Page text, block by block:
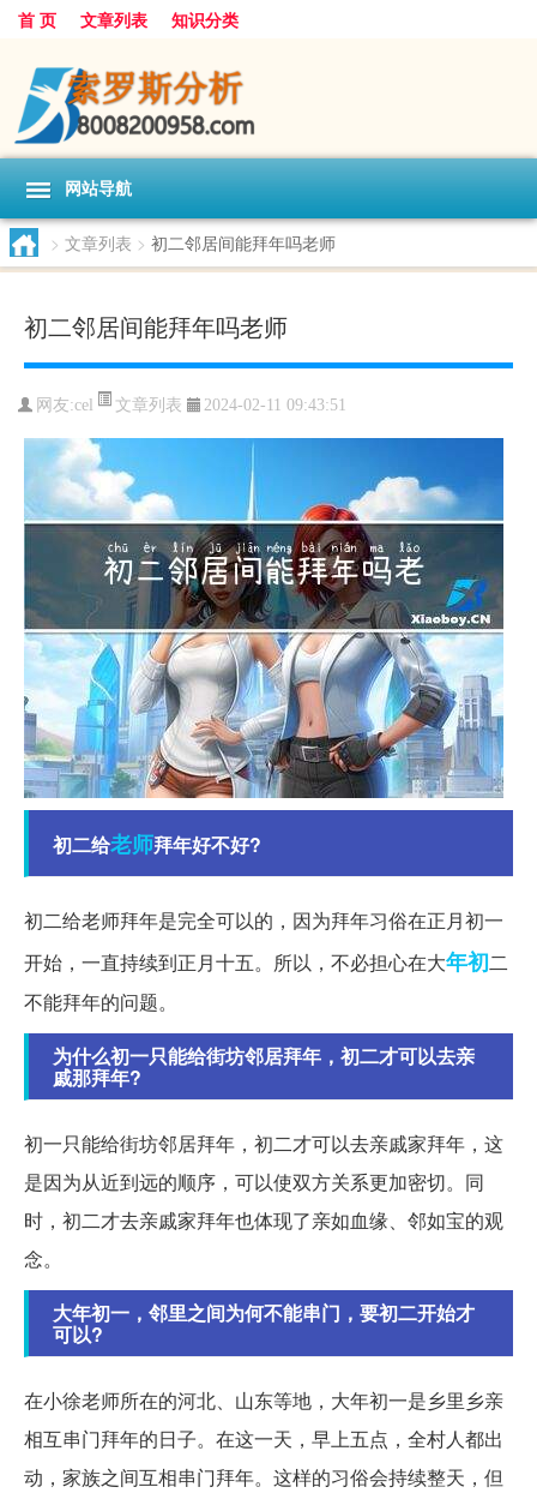
首 页 文章列表 知识分类
网站导航
> 文章列表 > 初二邻居间能拜年吗老师
初二邻居间能拜年吗老师
网友:cel 文章列表 2024-02-11 09:43:51
初二给老师拜年好不好?
初二给老师拜年是完全可以的，因为拜年习俗在正月初一
开始，一直持续到正月十五。所以，不必担心在大年初二
不能拜年的问题。
为什么初一只能给街坊邻居拜年，初二才可以去亲
戚那拜年?
初一只能给街坊邻居拜年，初二才可以去亲戚家拜年，这
是因为从近到远的顺序，可以使双方关系更加密切。同
时，初二才去亲戚家拜年也体现了亲如血缘、邻如宝的观
念。
大年初一，邻里之间为何不能串门，要初二开始才
可以?
在小徐老师所在的河北、山东等地，大年初一是乡里乡亲
相互串门拜年的日子。在这一天，早上五点，全村人都出
动，家族之间互相串门拜年。这样的习俗会持续整天，但